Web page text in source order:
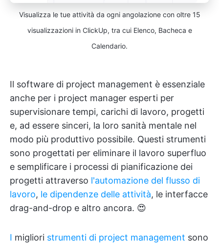
Visualizza le tue attività da ogni angolazione con oltre 15
visualizzazioni in ClickUp, tra cui Elenco, Bacheca e
Calendario.
Il software di project management è essenziale
anche per i project manager esperti per
supervisionare tempi, carichi di lavoro, progetti
e, ad essere sinceri, la loro sanità mentale nel
modo più produttivo possibile. Questi strumenti
sono progettati per eliminare il lavoro superfluo
e semplificare i processi di pianificazione dei
progetti attraverso l'automazione del flusso di
lavoro, le dipendenze delle attività, le interfacce
drag-and-drop e altro ancora. 😍
I migliori strumenti di project management sono